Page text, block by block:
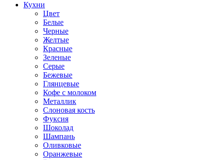
Кухни
Цвет
Белые
Черные
Желтые
Красные
Зеленые
Серые
Бежевые
Глянцевые
Кофе с молоком
Металлик
Слоновая кость
Фуксия
Шоколад
Шампань
Оливковые
Оранжевые